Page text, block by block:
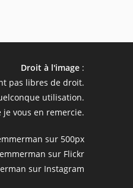
Droit à l'image:
pas libres de droit.
utilisation.
je vous en remercie.
sur 500px
sur Flickr
sur Instagram